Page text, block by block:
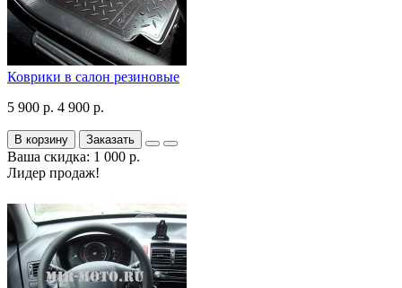
Коврики в салон резиновые
5 900 р. 4 900 р.
В корзину Заказать
Ваша скидка: 1 000 р.
Лидер продаж!